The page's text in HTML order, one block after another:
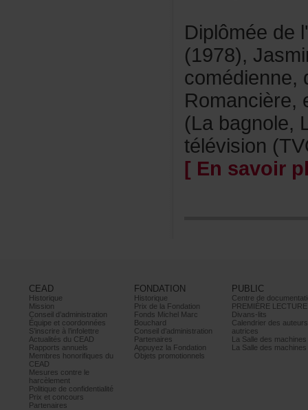
CEAD
Historique
Mission
Conseild’administration
Équipeetcoordonnées
S’inscrireàl’infolettre
ActualitésduCEAD
Rapportsannuels
Membreshonorifiquesdu
CEAD
Mesurescontrele
harcèlement
Politiquedeconfidentialité
Prixetconcours
Partenaires
FONDATION
Historique
PrixdelaFondation
FondsMichelMarc
Bouchard
Conseild’administration
Partenaires
AppuyezlaFondation
Objetspromotionnels
PUBLIC
PREMIÈRELECTURE
Divans-lits
autrices